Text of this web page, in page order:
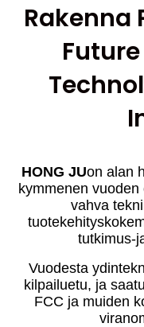
Rakenna
HONG JUon alan
kymmenen
vahva
tutkimus-
Vuodesta
kilpailuetu, ja
FCC ja muiden